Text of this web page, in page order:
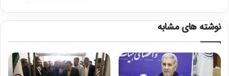
نوشته های مشابه